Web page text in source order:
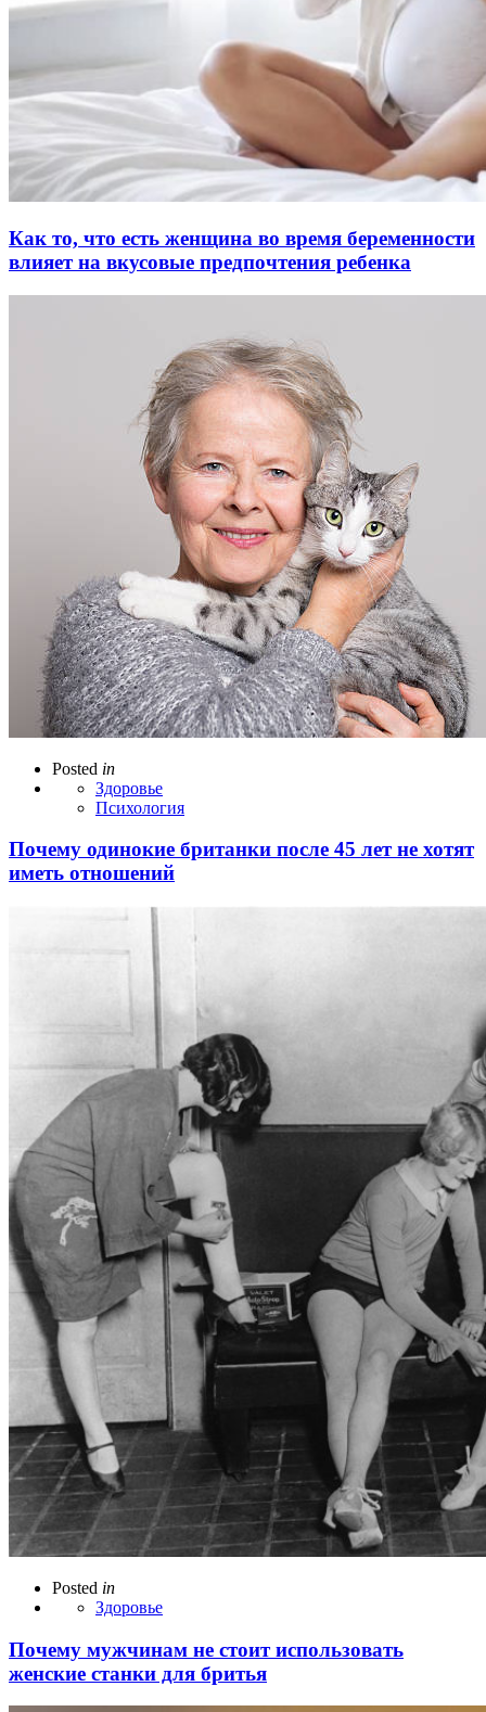
Как то, что есть женщина во время беременности
влияет на вкусовые предпочтения ребенка
Posted in
Здоровье
Психология
Почему одинокие британки после 45 лет не хотят
иметь отношений
Posted in
Здоровье
Почему мужчинам не стоит использовать
женские станки для бритья